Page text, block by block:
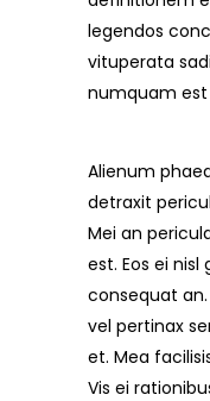
legendos
vituperata
numquam est
Alienum
detraxit
Mei an
est. Eos ei nisl
consequat
vel pertinax
et. Mea
Vis ei